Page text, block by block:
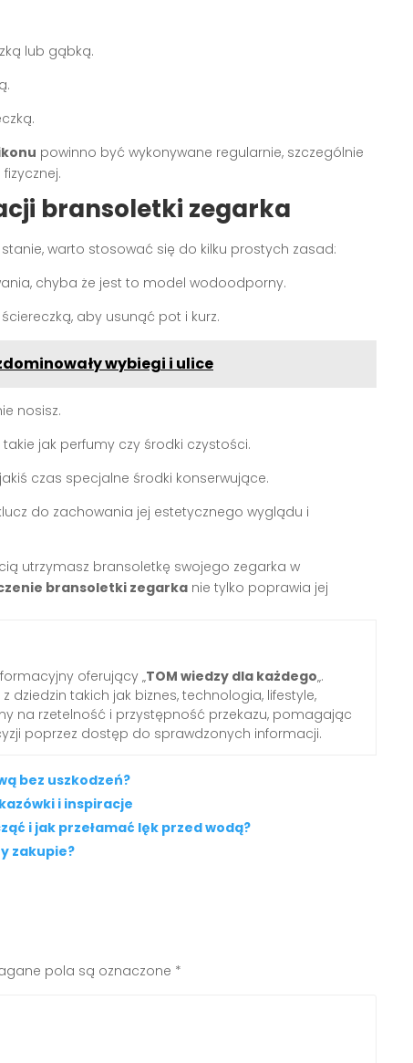
lub gąbką.
powinno być wykonywane regularnie, szczególnie
bransoletki zegarka
warto stosować się do kilku prostych zasad:
chyba że jest to model wodoodporny.
aby usunąć pot i kurz.
wybiegi i ulice
nosisz.
jak perfumy czy środki czystości.
czas specjalne środki konserwujące.
do zachowania jej estetycznego wyglądu i
utrzymasz bransoletkę swojego zegarka w
bransoletki zegarka nie tylko poprawia jej
oferujący „TOM wiedzy dla każdego„.
dziedzin takich jak biznes, technologia, lifestyle,
na rzetelność i przystępność przekazu, pomagając
poprzez dostęp do sprawdzonych informacji.
bez uszkodzeń?
i inspiracje
i jak przełamać lęk przed wodą?
zakupie?
pola są oznaczone *